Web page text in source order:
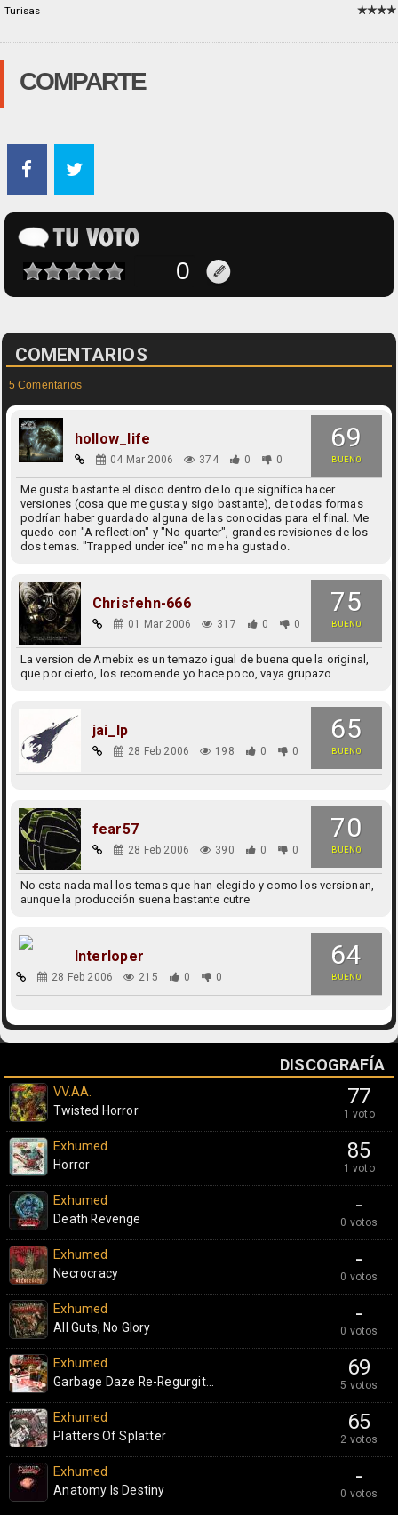
Turisas
COMPARTE
COMENTARIOS
5 Comentarios
69
BUENO
hollow_life
04 Mar 2006 374 0 0
Me gusta bastante el disco dentro de lo que significa hacer
versiones (cosa que me gusta y sigo bastante), de todas formas
podrían haber guardado alguna de las conocidas para el final. Me
quedo con "A reflection" y "No quarter", grandes revisiones de los
dos temas. "Trapped under ice" no me ha gustado.
75
BUENO
Chrisfehn-666
01 Mar 2006 317 0 0
La version de Amebix es un temazo igual de buena que la original,
que por cierto, los recomende yo hace poco, vaya grupazo
65
BUENO
jai_lp
28 Feb 2006 198 0 0
70
BUENO
fear57
28 Feb 2006 390 0 0
No esta nada mal los temas que han elegido y como los versionan,
aunque la producción suena bastante cutre
64
BUENO
Interloper
28 Feb 2006 215 0 0
DISCOGRAFÍA
77
1 voto
VV.AA.
Twisted Horror
85
1 voto
Exhumed
Horror
-
0 votos
Exhumed
Death Revenge
-
0 votos
Exhumed
Necrocracy
-
0 votos
Exhumed
All Guts, No Glory
69
5 votos
Exhumed
Garbage Daze Re-Regurgit...
65
2 votos
Exhumed
Platters Of Splatter
-
0 votos
Exhumed
Anatomy Is Destiny